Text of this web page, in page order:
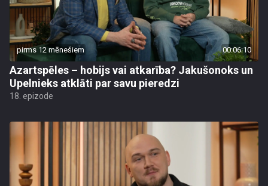
pirms 12 mēnešiem 00:06:10
Azartspēles – hobijs vai atkarība? Jakušonoks un
Upelnieks atklāti par savu pieredzi
18. epizode